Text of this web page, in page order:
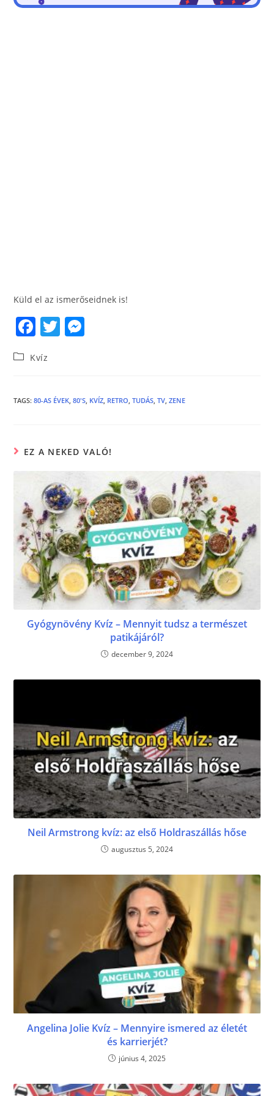
Küld el az ismerőseidnek is!
F
c
b
o
k
T
n
er
Kvíz
TAGS:80-AS ÉVEK, 80'S, KVÍZ, RETRO, TUDÁS, TV, ZENE
EZ A NEKED VALÓ!
Gyógynövény Kvíz – Mennyit tudsz a természet
patikájáról?
december 9, 2024
Neil Armstrong kvíz: az első Holdraszállás hőse
augusztus 5, 2024
Angelina Jolie Kvíz – Mennyire ismered az életét
és karrierjét?
június 4, 2025